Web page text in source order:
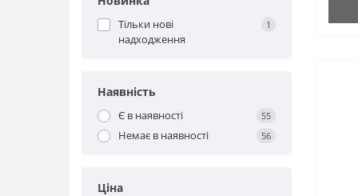
Тільки нові
надходження
1
Наявність
Є в наявності 55
Немає в наявності 56
Ціна